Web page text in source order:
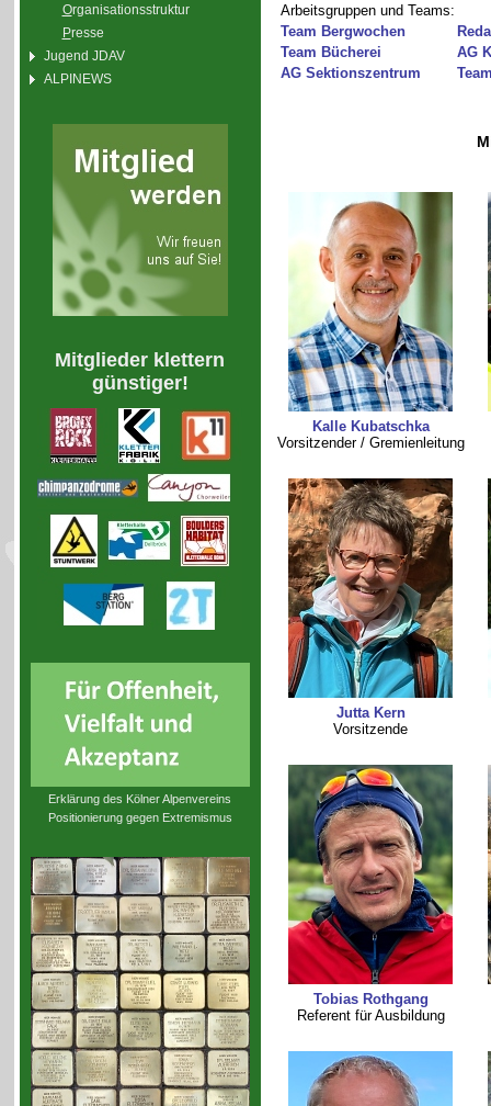
Organisationsstruktur
Presse
Jugend JDAV
ALPINEWS
Mitglieder klettern
günstiger!
Erklärung des Kölner Alpenvereins
Positionierung gegen Extremismus
Arbeitsgruppen und Teams:
Team Bergwochen
Team Bücherei
AG
AG Sektionszentrum
Kalle Kubatschka
Vorsitzender / Gremienleitung
Jutta Kern
Vorsitzende
Tobias Rothgang
Referent für Ausbildung